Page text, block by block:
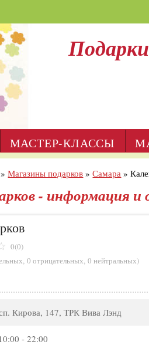
Подарки
МАСТЕР-КЛАССЫ
»Магазины подарков »Самара »
- информация
0(0)
,0 отрицательных,0 нейтральных)
Кирова, 147, ТРК Вива Лэнд
- 22:00